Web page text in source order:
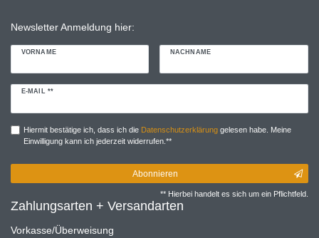
Newsletter Anmeldung hier:
VORNAME NACHNAME
E-MAIL **
Newsletter
Hiermit bestätige ich, dass ich die Daten­schutz­erklärunggelesen habe. Meine
Einwilligung kann ich jederzeit widerrufen.**
Abonnieren
** Hierbei handelt es sich um ein Pflichtfeld.
Zahlungsarten + Versandarten
Vorkasse/Überweisung